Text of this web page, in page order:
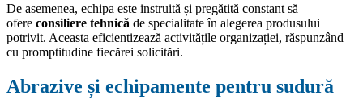
De asemenea, echipa este instruită și pregătită constant să
ofere consiliere tehnică de specialitate în alegerea produsului
potrivit. Aceasta eficientizează activitățile organizației, răspunzând
cu promptitudine fiecărei solicitări.
Abrazive și echipamente pentru sudură